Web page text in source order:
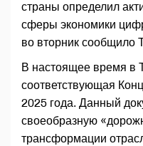
страны определил
сферы экономики
во вторник сообщило
В настоящее время в
соответствующая
2025 года. Данный
своеобразную
трансформации